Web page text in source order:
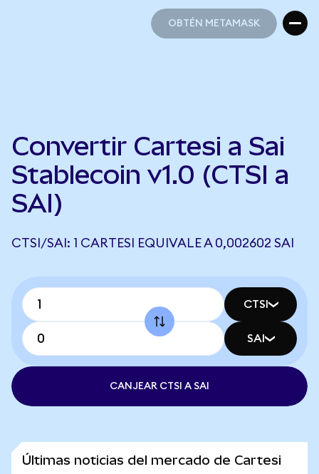
OBTÉN METAMASK
Convertir Cartesi a Sai
Stablecoin v1.0 (CTSI a
SAI)
CTSI/SAI: 1 CARTESI EQUIVALE A 0,002602 SAI
CTSI
SAI
CANJEAR CTSI A SAI
Últimas noticias del mercado de Cartesi